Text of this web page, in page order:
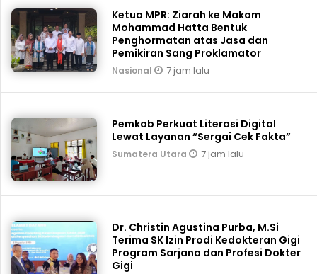
Ketua MPR: Ziarah ke Makam
Mohammad Hatta Bentuk
Penghormatan atas Jasa dan
Pemikiran Sang Proklamator
Nasional 7 jam lalu
Pemkab Perkuat Literasi Digital
Lewat Layanan “Sergai Cek Fakta”
Sumatera Utara 7 jam lalu
Dr. Christin Agustina Purba, M.Si
Terima SK Izin Prodi Kedokteran Gigi
Program Sarjana dan Profesi Dokter
Gigi